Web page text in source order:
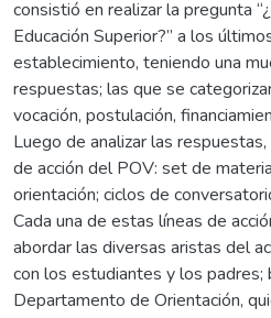
consistió en realizar la pregunta
Educación Superior?” a los
establecimiento, teniendo una
respuestas; las que se
vocación, postulación,
Luego de analizar las
de acción del POV: set de
orientación; ciclos de
Cada una de estas líneas de
abordar las diversas aristas del
con los estudiantes y los padres;
Departamento de Orientación,